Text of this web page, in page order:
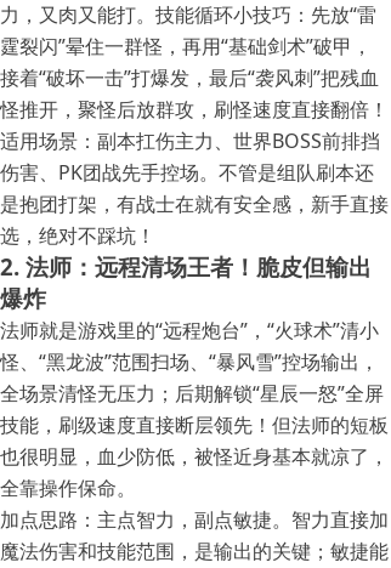
力，又肉又能打。技能循环小技巧：先放“雷
霆裂闪”晕住一群怪，再用“基础剑术”破甲，
接着“破坏一击”打爆发，最后“袭风刺”把残血
怪推开，聚怪后放群攻，刷怪速度直接翻倍！
适用场景：副本扛伤主力、世界BOSS前排挡
伤害、PK团战先手控场。不管是组队刷本还
是抱团打架，有战士在就有安全感，新手直接
选，绝对不踩坑！
2. 法师：远程清场王者！脆皮但输出
爆炸
法师就是游戏里的“远程炮台”，“火球术”清小
怪、“黑龙波”范围扫场、“暴风雪”控场输出，
全场景清怪无压力；后期解锁“星辰一怒”全屏
技能，刷级速度直接断层领先！但法师的短板
也很明显，血少防低，被怪近身基本就凉了，
全靠操作保命。
加点思路：主点智力，副点敏捷。智力直接加
魔法伤害和技能范围，是输出的关键；敏捷能